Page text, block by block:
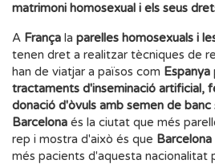
matrimoni homosexual i els seus
A França la parelles homosexuals i
tenen dret a realitzar tècniques de
han de viatjar a països com Espanya
tractaments d'inseminació artificial,
donació d'òvuls amb semen de banc
Barcelona és la ciutat que més
rep i mostra d'això és que Barcelona
més pacients d'aquesta nacionalitat